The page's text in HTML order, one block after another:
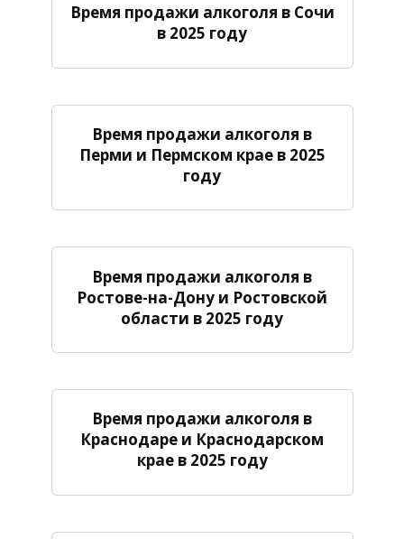
Время продажи алкоголя в Сочи
в 2025 году
Время продажи алкоголя в
Перми и Пермском крае в 2025
году
Время продажи алкоголя в
Ростове-на-Дону и Ростовской
области в 2025 году
Время продажи алкоголя в
Краснодаре и Краснодарском
крае в 2025 году